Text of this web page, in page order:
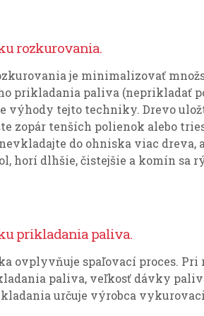
rozkurovania.
je minimalizovať
prikladania paliva (neprikladať
výhody tejto techniky. Drevo
zopár tenších polienok alebo
do ohniska viac
horí dlhšie, čistejšie a komín sa
prikladania paliva.
ovplyvňuje spaľovací proces.
paliva, veľkosť dávky
určuje výrobca